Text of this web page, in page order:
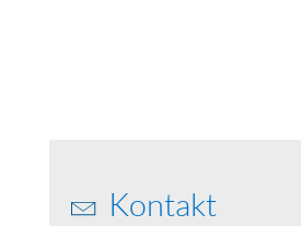
Kontakt